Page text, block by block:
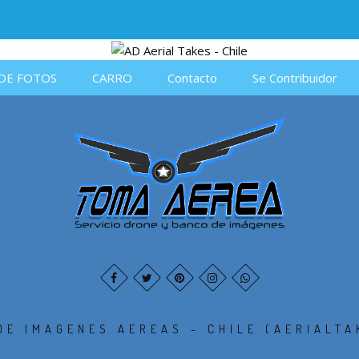
FOTOS CARRO Contacto Se Contribuidor
IMAGENES AEREAS - CHILE